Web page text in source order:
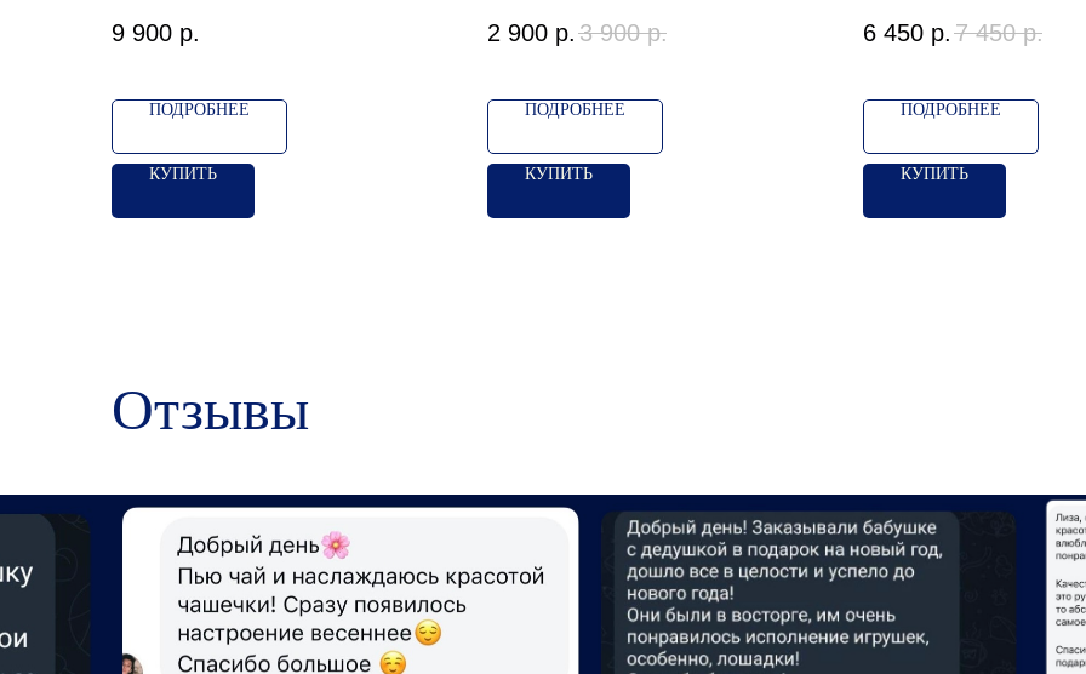
9 900 р.
ПОДРОБНЕЕ
КУПИТЬ
2 900 р. 3 900 р.
ПОДРОБНЕЕ
КУПИТЬ
6 450 р. 7 450 р.
ПОДРОБНЕЕ
КУПИТЬ
Отзывы